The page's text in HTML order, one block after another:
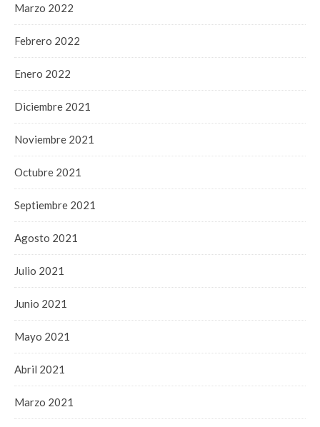
Marzo 2022
Febrero 2022
Enero 2022
Diciembre 2021
Noviembre 2021
Octubre 2021
Septiembre 2021
Agosto 2021
Julio 2021
Junio 2021
Mayo 2021
Abril 2021
Marzo 2021